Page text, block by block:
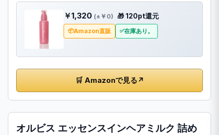
￥1,320 (±￥0) 🎁 120pt還元
Amazon直販 在庫あり。
🛒 Amazonで見る ↗
オルビス エッセンスインヘアミルク 詰め